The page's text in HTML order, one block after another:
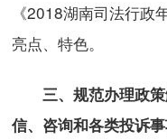
《2018湖南司法行政
亮点、特色。
三、规范办理政
信、咨询和各类投诉